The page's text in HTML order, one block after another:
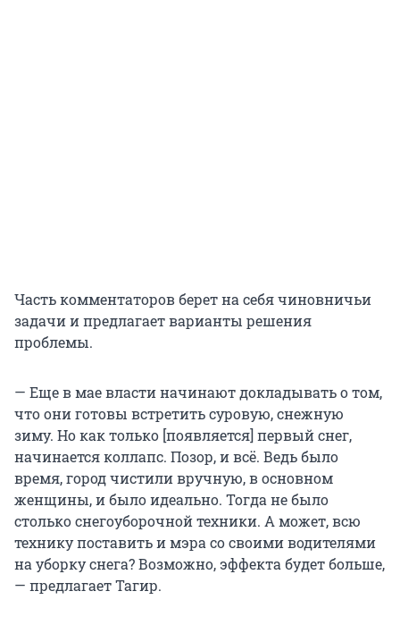
Часть комментаторов берет на себя чиновничьи
задачи и предлагает варианты решения
проблемы.
— Еще в мае власти начинают докладывать о том,
что они готовы встретить суровую, снежную
зиму. Но как только [появляется] первый снег,
начинается коллапс. Позор, и всё. Ведь было
время, город чистили вручную, в основном
женщины, и было идеально. Тогда не было
столько снегоуборочной техники. А может, всю
технику поставить и мэра со своими водителями
на уборку снега? Возможно, эффекта будет больше,
— предлагает Тагир.